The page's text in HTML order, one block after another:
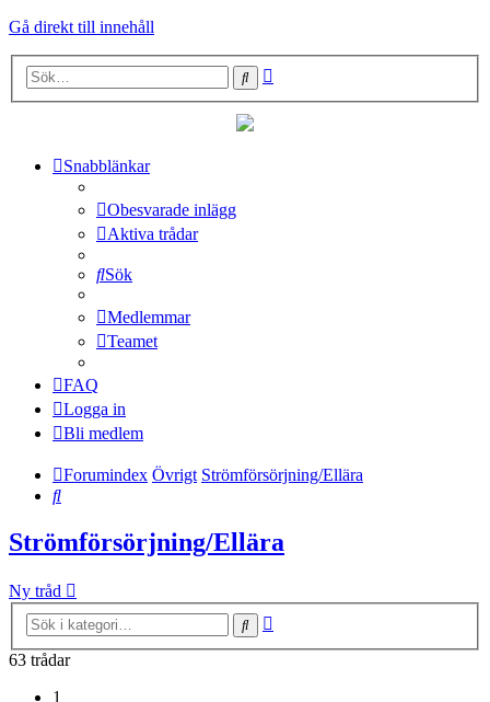
Gå direkt till innehåll
Sök
Snabblänkar
Obesvarade inlägg
Aktiva trådar
Sök
Medlemmar
Teamet
FAQ
Logga in
Bli medlem
Forumindex Övrigt Strömförsörjning/Ellära
Sök
Strömförsörjning/Ellära
Ny tråd
Sök
63 trådar
1